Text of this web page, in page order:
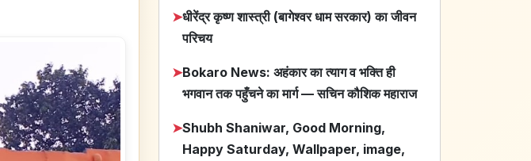
➤धीरेंद्र कृष्ण शास्त्री (बागेश्वर धाम सरकार) का जीवन
परिचय
➤Bokaro News: अहंकार का त्याग व भक्ति ही
भगवान तक पहुँचने का मार्ग — सचिन कौशिक महाराज
➤Shubh Shaniwar, Good Morning,
Happy Saturday, Wallpaper, image,